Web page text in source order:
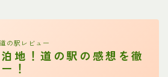
の駅レビュー
地！道の駅の感想を徹
！